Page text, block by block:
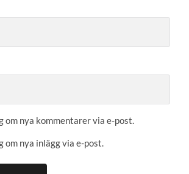
om nya kommentarer via e-post.
om nya inlägg via e-post.